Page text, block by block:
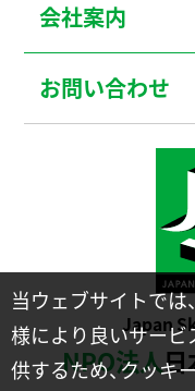
Japan
NPO法人日
会社案内
お問い合わせ
当ウェブサイトでは
様により良いサービ
供するため、クッキ